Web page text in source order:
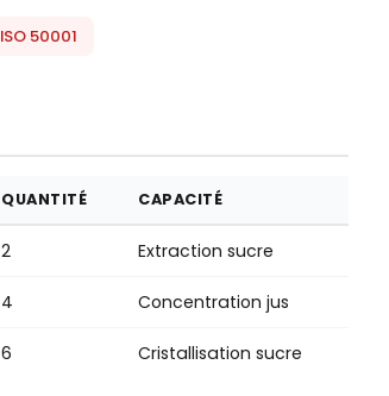
ISO 50001
QUANTITÉ CAPACITÉ
2 Extraction sucre
4 Concentration jus
6 Cristallisation sucre